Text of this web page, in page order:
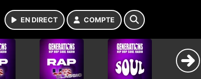
EN DIRECT COMPTE